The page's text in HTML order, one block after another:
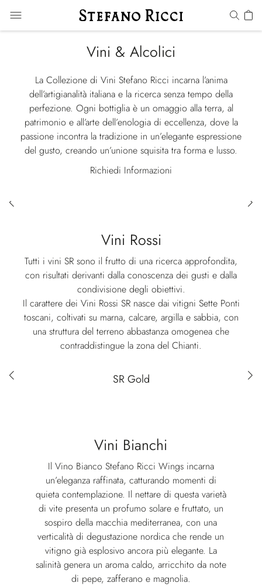
Vini & Alcolici
La Collezione di Vini Stefano Ricci incarna l’anima
dell’artigianalità italiana e la ricerca senza tempo della
perfezione. Ogni bottiglia è un omaggio alla terra, al
patrimonio e all’arte dell’enologia di eccellenza, dove la
passione incontra la tradizione in un’elegante espressione
del gusto, creando un’unione squisita tra forma e lusso.
Richiedi Informazioni
Vini Rossi
Tutti i vini SR sono il frutto di una ricerca approfondita,
con risultati derivanti dalla conoscenza dei gusti e dalla
condivisione degli obiettivi.
Il carattere dei Vini Rossi SR nasce dai vitigni Sette Ponti
toscani, coltivati su marna, calcare, argilla e sabbia, con
una struttura del terreno abbastanza omogenea che
contraddistingue la zona del Chianti.
Red wines selection
SR Gold
Vini Bianchi
Il Vino Bianco Stefano Ricci Wings incarna
un’eleganza raffinata, catturando momenti di
quieta contemplazione. Il nettare di questa varietà
di vite presenta un profumo solare e fruttato, un
sospiro della macchia mediterranea, con una
verticalità di degustazione nordica che rende un
vitigno già esplosivo ancora più elegante. La
salinità genera un aroma caldo, arricchito da note
di pepe, zafferano e magnolia.